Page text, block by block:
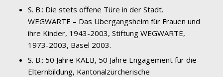
S. B.: Die stets offene Türe in der Stadt.
WEGWARTE – Das Übergangsheim für Frauen und
ihre Kinder, 1943-2003, Stiftung WEGWARTE,
1973-2003, Basel 2003.
S. B.: 50 Jahre KAEB, 50 Jahre Engagement für die
Elternbildung, Kantonalzürcherische